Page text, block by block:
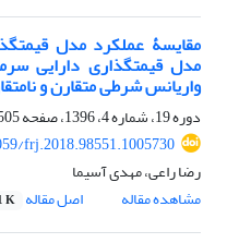
واریانس شرطی متقارن و
دوره 19، شماره 4، 1396، صفحه
520
frj.2018.98551.1005730
رضا راعی، مهدی آسیما
مشاهده مقاله
اصل مقاله K